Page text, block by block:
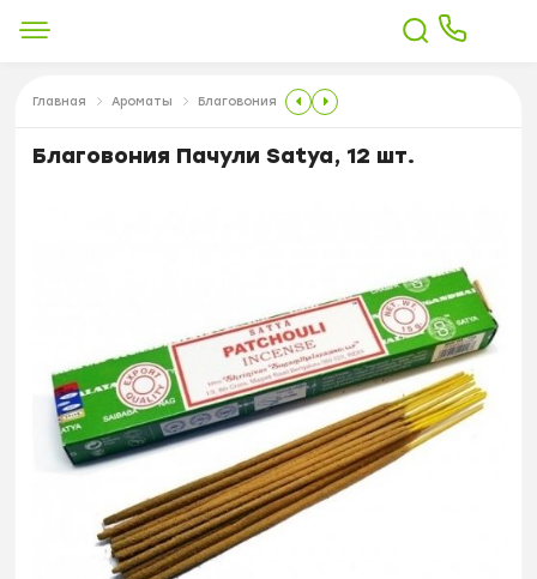
Главная Ароматы Благовония
Благовония Пачули Satya, 12 шт.